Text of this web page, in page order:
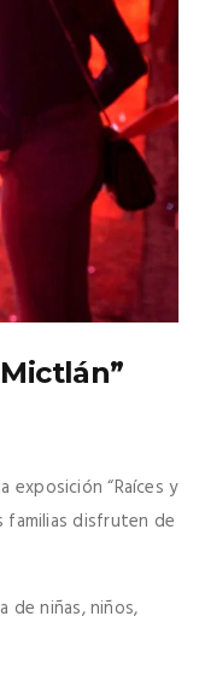
exposición “Raíces y
familias disfruten de
de niñas, niños,